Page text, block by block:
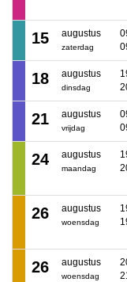
15 augustus
zaterdag
18 augustus
dinsdag
21 augustus
vrijdag
24 augustus
maandag
26 augustus
woensdag
26 augustus
woensdag